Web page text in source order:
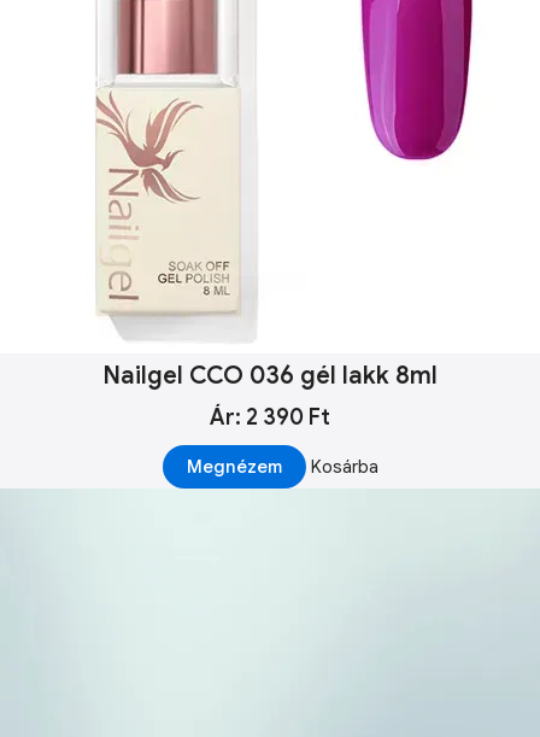
Nailgel CCO 036 gél lakk 8ml
Ár: 2 390 Ft
Megnézem Kosárba